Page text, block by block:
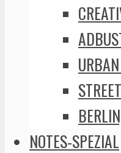
NOTES-SPEZIAL